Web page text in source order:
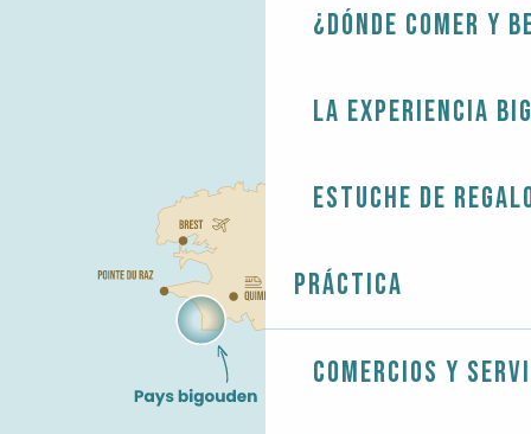
¿Dónde comer y
La experiencia
Estuche de
Práctica
Comercios y